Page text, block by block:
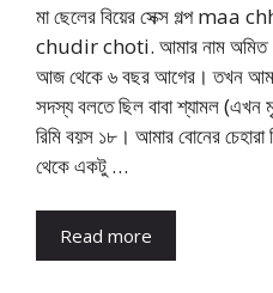
মা ছেলের বিয়ের সেক্স গল্প
chudir choti. আমার নাম
আজ থেকে ৬ বছর আগের। তখন
সদস্য বলতে ছিল বাবা শ্যামল
রিমি বয়স ১৮। আমার বোনের
থেকে একটু …
Read more